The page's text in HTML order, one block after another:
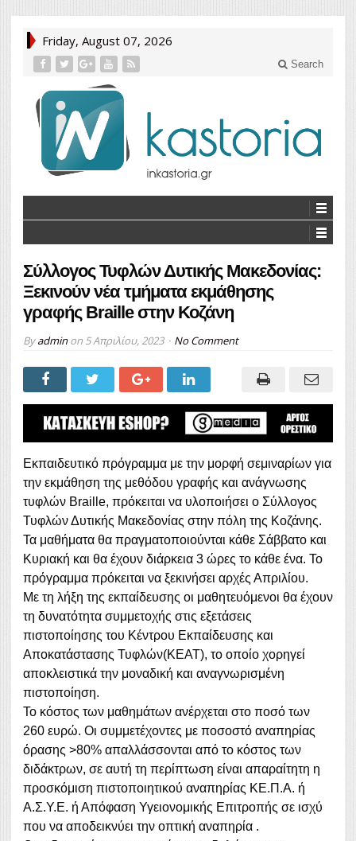
Friday, August 07, 2026
Search
Σύλλογος Τυφλών Δυτικής Μακεδονίας:
Ξεκινούν νέα τμήματα εκμάθησης
γραφής Braille στην Κοζάνη
Byadminon 5 Απριλίου, 2023 No Comment
Εκπαιδευτικό πρόγραμμα με την μορφή σεμιναρίων για
την εκμάθηση της μεθόδου γραφής και ανάγνωσης
τυφλών Braille, πρόκειται να υλοποιήσει ο Σύλλογος
Τυφλών Δυτικής Μακεδονίας στην πόλη της Κοζάνης.
Τα μαθήματα θα πραγματοποιούνται κάθε Σάββατο και
Κυριακή και θα έχουν διάρκεια 3 ώρες το κάθε ένα. Το
πρόγραμμα πρόκειται να ξεκινήσει αρχές Απριλίου.
Με τη λήξη της εκπαίδευσης οι μαθητευόμενοι θα έχουν
τη δυνατότητα συμμετοχής στις εξετάσεις
πιστοποίησης του Κέντρου Εκπαίδευσης και
Αποκατάστασης Τυφλών(ΚΕΑΤ), το οποίο χορηγεί
αποκλειστικά την μοναδική και αναγνωρισμένη
πιστοποίηση.
Το κόστος των μαθημάτων ανέρχεται στο ποσό των
260 ευρώ. Οι συμμετέχοντες με ποσοστό αναπηρίας
όρασης >80% απαλλάσσονται από το κόστος των
διδάκτρων, σε αυτή τη περίπτωση είναι απαραίτητη η
προσκόμιση πιστοποιητικού αναπηρίας ΚΕ.Π.Α. ή
Α.Σ.Υ.Ε. ή Απόφαση Υγειονομικής Επιτροπής σε ισχύ
που να αποδεικνύει την οπτική αναπηρία .